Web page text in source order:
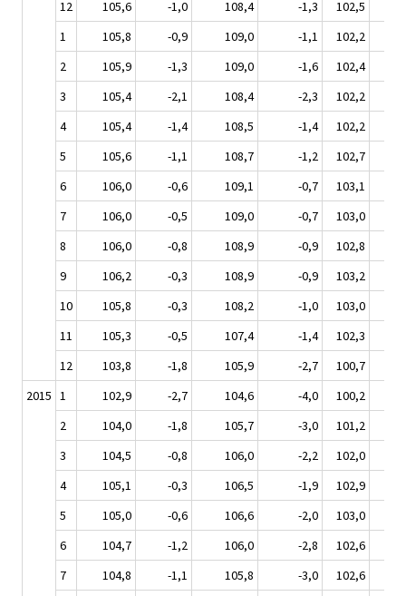
12
105,6 -1,0 108,4 -1,3 102,5
1
105,8 -0,9 109,0 -1,1 102,2
2
105,9 -1,3 109,0 -1,6 102,4
3
105,4 -2,1 108,4 -2,3 102,2
4
105,4 -1,4 108,5 -1,4 102,2
5
105,6 -1,1 108,7 -1,2 102,7
6
106,0 -0,6 109,1 -0,7 103,1
7
106,0 -0,5 109,0 -0,7 103,0
8
106,0 -0,8 108,9 -0,9 102,8
9
106,2 -0,3 108,9 -0,9 103,2
10
105,8 -0,3 108,2 -1,0 103,0
11
105,3 -0,5 107,4 -1,4 102,3
12
103,8 -1,8 105,9 -2,7 100,7
2015 1 102,9 -2,7 104,6 -4,0 100,2
2
104,0 -1,8 105,7 -3,0 101,2
3
104,5 -0,8 106,0 -2,2 102,0
4
105,1 -0,3 106,5 -1,9 102,9
5
105,0 -0,6 106,6 -2,0 103,0
6
104,7 -1,2 106,0 -2,8 102,6
7
104,8 -1,1 105,8 -3,0 102,6